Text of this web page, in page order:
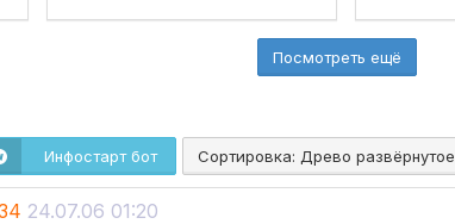
Посмотреть ещё
Инфостарт бот Сортировка: Древо развёрнутое
24.07.06 01:20